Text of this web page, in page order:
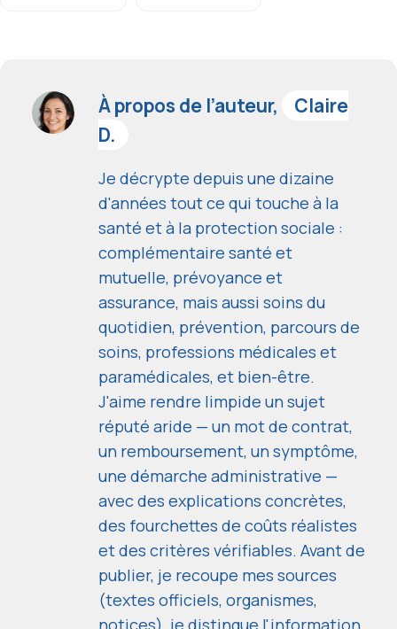
À propos de l’auteur,
Claire
D.
Je décrypte depuis une dizaine
d'années tout ce qui touche à la
santé et à la protection sociale :
complémentaire santé et
mutuelle, prévoyance et
assurance, mais aussi soins du
quotidien, prévention, parcours de
soins, professions médicales et
paramédicales, et bien-être.
J'aime rendre limpide un sujet
réputé aride — un mot de contrat,
un remboursement, un symptôme,
une démarche administrative —
avec des explications concrètes,
des fourchettes de coûts réalistes
et des critères vérifiables. Avant de
publier, je recoupe mes sources
(textes officiels, organismes,